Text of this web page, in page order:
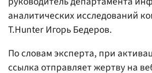
аналитических исследований
T.Hunter Игорь Бедеров.
По словам эксперта, при
ссылка отправляет жертву на